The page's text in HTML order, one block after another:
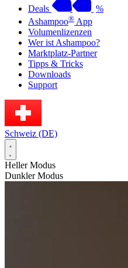
Deals
%
Ashampoo® App
Volumenlizenzen
Wer ist Ashampoo?
Marktplatz-Partner
Tipps & Tricks
Downloads
Support
Schweiz (DE)
Heller Modus
Dunkler Modus